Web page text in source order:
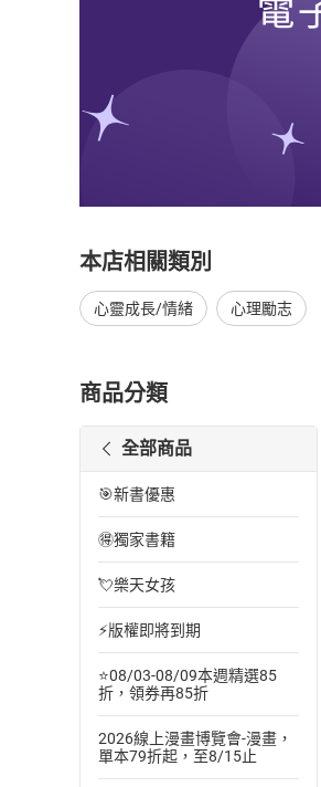
本店相關類別
心靈成長/情緒 心理勵志
商品分類
全部商品
🎯新書優惠
🉐獨家書籍
💘樂天女孩
⚡版權即將到期
⭐08/03-08/09本週精選85
折，領券再85折
2026線上漫畫博覽會-漫畫，
單本79折起，至8/15止